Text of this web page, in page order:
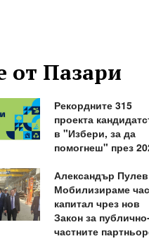
от Пазари
Рекордните 315
проекта
в "Избери, за да
помогнеш" през
Александър
Мобилизираме
капитал чрез нов
Закон за
частните